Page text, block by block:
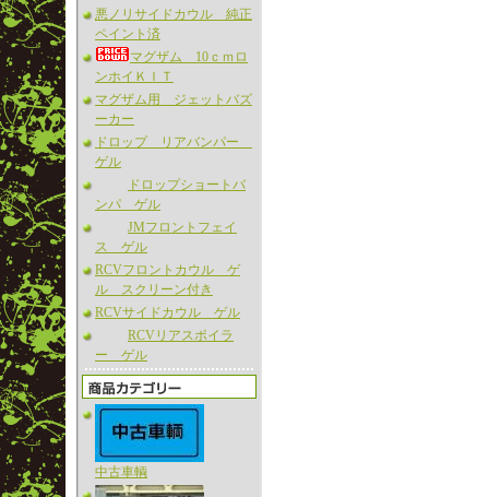
悪ノリサイドカウル 純正
ペイント済
マグザム 10ｃｍロ
ンホイＫＩＴ
マグザム用 ジェットバズ
ーカー
ドロップ リアバンパー
ゲル
ドロップショートバ
ンパ ゲル
JMフロントフェイ
ス ゲル
RCVフロントカウル ゲ
ル スクリーン付き
RCVサイドカウル ゲル
RCVリアスポイラ
ー ゲル
中古車輌